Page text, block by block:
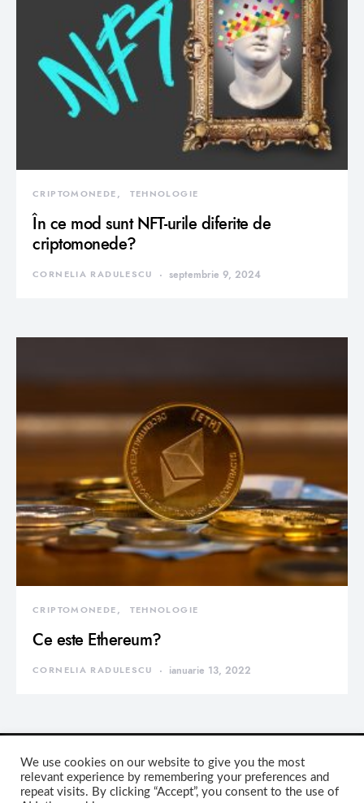
CRIPTOMONEDE TEHNOLOGIE
În ce mod sunt NFT-urile diferite de
criptomonede?
CORNELIA RADULESCU septembrie 9, 2024
CRIPTOMONEDE TEHNOLOGIE
Ce este Ethereum?
CORNELIA RADULESCU ianuarie 13, 2022
We use cookies on our website to give you the most
relevant experience by remembering your preferences and
repeat visits. By clicking “Accept”, you consent to the use of